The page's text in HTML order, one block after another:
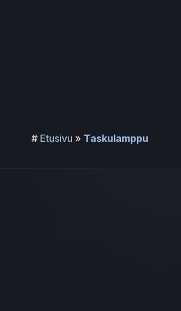
# Etusivu » Taskulamppu